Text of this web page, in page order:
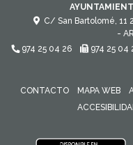
C/ San Bartolomé, 11
-
974 25 04 26
974 25 04
CONTACTO MAPA WEB